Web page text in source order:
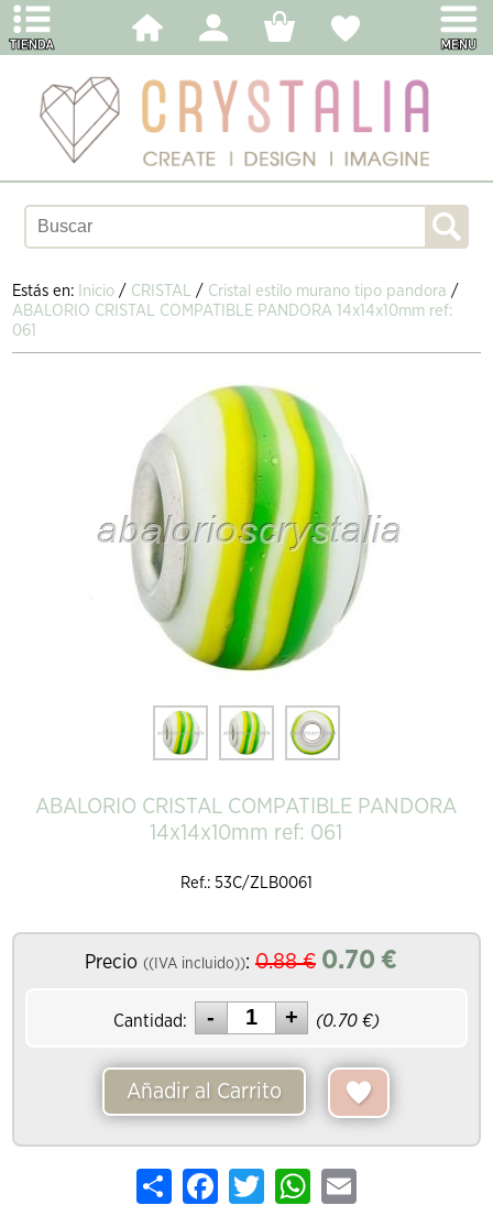
Estás en: Inicio / CRISTAL / Cristal estilo murano tipo pandora /
ABALORIO CRISTAL COMPATIBLE PANDORA 14x14x10mm ref:
061
ABALORIO CRISTAL COMPATIBLE PANDORA
14x14x10mm ref: 061
Ref.: 53C/ZLB0061
Precio ((IVA incluido)): 0.88€ 0.70 €
Cantidad: (0.70€)
Añadir al Carrito
Share FacebookTwitterWhatsApp
Email